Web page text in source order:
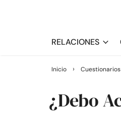
RELACIONES
Inicio ›
¿Debo